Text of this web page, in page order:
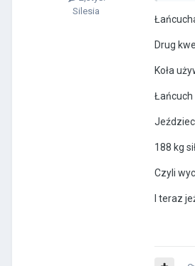
Silesia
Drug
Koła
Łańcuch
188 kg
Czyli
I teraz